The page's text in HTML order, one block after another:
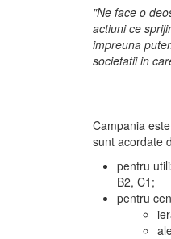
"Ne face o
actiuni ce
impreuna
societatii in
Campania
sunt acordate
pentru
B2, C1;
pentru